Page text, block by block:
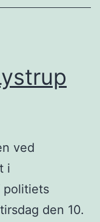
ved
i
politiets
den 10.